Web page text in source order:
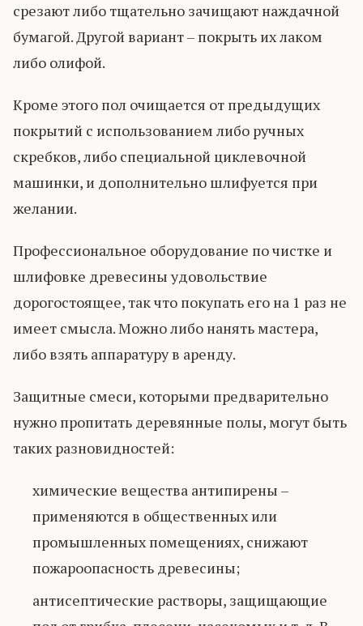
срезают либо тщательно зачищают наждачной
бумагой. Другой вариант – покрыть их лаком
либо олифой.
Кроме этого пол очищается от предыдущих
покрытий с использованием либо ручных
скребков, либо специальной циклевочной
машинки, и дополнительно шлифуется при
желании.
Профессиональное оборудование по чистке и
шлифовке древесины удовольствие
дорогостоящее, так что покупать его на 1 раз не
имеет смысла. Можно либо нанять мастера,
либо взять аппаратуру в аренду.
Защитные смеси, которыми предварительно
нужно пропитать деревянные полы, могут быть
таких разновидностей:
химические вещества антипирены –
применяются в общественных или
промышленных помещениях, снижают
пожароопасность древесины;
антисептические растворы, защищающие